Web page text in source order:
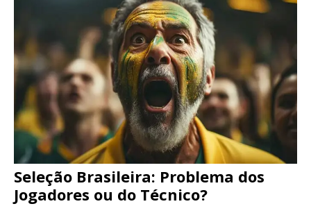
Seleção Brasileira: Problema dos
Jogadores ou do Técnico?